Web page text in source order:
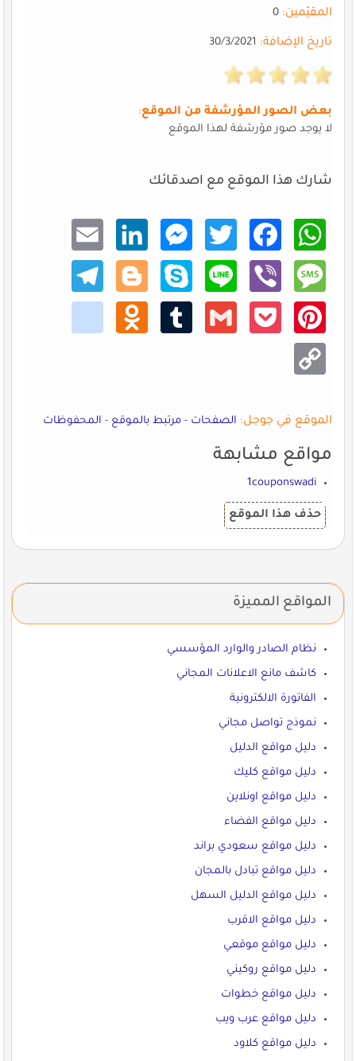
المقيّمين:0
تاريخ الإضافة:30/3/2021
بعض الصور المؤرشفة من الموقع:
لا يوجد صور مؤرشفة لهذا الموقع
شارك هذا الموقع مع اصدقائك
What
sApp
Faceb
ook
Twitt
er
Mess
enger
Linke
dIn
Email
Mess
age
Viber
Line
Skype
Blogg
er
Teleg
ram
Pinte
rest
Pocke
Gmail
Tumb
Odno
klass
niki
Copy
Link
الموقع في جوجل: الصفحات-مرتبط بالموقع-المحفوظات
مواقع مشابهة
1couponswadi
حذف هذا الموقع
المواقع المميزة
نظام الصادر والوارد المؤسسي
كاشف مانع الاعلانات المجاني
الفاتورة الالكترونية
نموذج تواصل مجاني
دليل مواقع الدليل
دليل مواقع كليك
دليل مواقع اونلاين
دليل مواقع الفضاء
دليل مواقع سعودي براند
دليل مواقع تبادل بالمجان
دليل مواقع الدليل السهل
دليل مواقع الاقرب
دليل مواقع موقعي
دليل مواقع روكيني
دليل مواقع خطوات
دليل مواقع عرب ويب
دليل مواقع كلاود